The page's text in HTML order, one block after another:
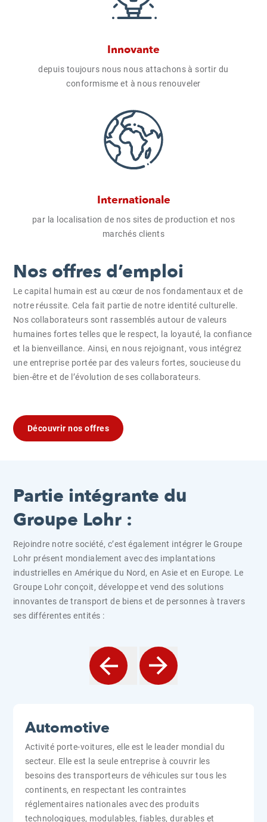
Innovante
depuis toujours nous nous attachons à sortir du
conformisme et à nous renouveler
Internationale
par la localisation de nos sites de production et nos
marchés clients
Nos offres d’emploi
Le capital humain est au cœur de nos fondamentaux et de
notre réussite. Cela fait partie de notre identité culturelle.
Nos collaborateurs sont rassemblés autour de valeurs
humaines fortes telles que le respect, la loyauté, la confiance
et la bienveillance. Ainsi, en nous rejoignant, vous intégrez
une entreprise portée par des valeurs fortes, soucieuse du
bien-être et de l’évolution de ses collaborateurs.
Découvrir nos offres
Partie intégrante du
Groupe Lohr :
Rejoindre notre société, c’est également intégrer le Groupe
Lohr présent mondialement avec des implantations
industrielles en Amérique du Nord, en Asie et en Europe. Le
Groupe Lohr conçoit, développe et vend des solutions
innovantes de transport de biens et de personnes à travers
ses différentes entités :
Automotive
Activité porte-voitures, elle est le leader mondial du
secteur. Elle est la seule entreprise à couvrir les
besoins des transporteurs de véhicules sur tous les
continents, en respectant les contraintes
réglementaires nationales avec des produits
technologiques, modulables, fiables, durables et
Activité ferroutage, elle propose une technologie de
rupture unique avec des wagons pivotants et des
terminaux adaptés. Leader européen, elle offre un
transport plus rapide, sécurisé, économique et
écologique des semi-remorques routières et
conteneurs sur le réseau ferré européen.
Activité axée sur le transport public et les solutions de
mobilité urbaine, plus propres, plus silencieuses et plus
connectées. Elle propose des navettes électriques,
autonomes ou non, avec une pluralité d’usages :
desserte des premiers et derniers kilomètres,
remplacement de bus sur les lignes existantes ou
Activité de soutien intervenant au profit des
différentes entités du Groupe Lohr. Elle compte sur un
réseau mondial de partenaires pour assurer le soutien
des matériels en service chez nos clients.
Filiale Défense & Sécurité, elle propose des véhicules
blindés logistiques & tactiques haut de gamme ainsi
que des services associés à travers le monde.